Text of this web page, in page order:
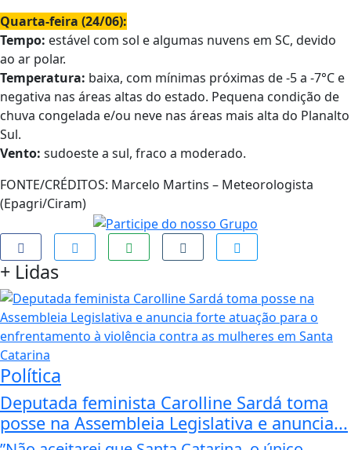
Quarta-feira (24/06):
Tempo: estável com sol e algumas nuvens em SC, devido
ao ar polar.
Temperatura: baixa, com mínimas próximas de -5 a -7°C e
negativa nas áreas altas do estado. Pequena condição de
chuva congelada e/ou neve nas áreas mais alta do Planalto
Sul.
Vento: sudoeste a sul, fraco a moderado.
FONTE/CRÉDITOS: Marcelo Martins – Meteorologista
(Epagri/Ciram)
+ Lidas
Política
Deputada feminista Carolline Sardá toma
posse na Assembleia Legislativa e anuncia...